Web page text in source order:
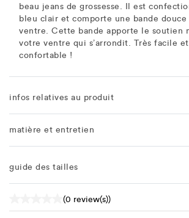
beau jeans de grossesse. Il est
bleu clair et comporte une bande douce
ventre. Cette bande apporte le soutien
votre ventre qui s’arrondit. Très facile
confortable !
infos relatives au produit
matière et entretien
guide des tailles
(0 review(s))